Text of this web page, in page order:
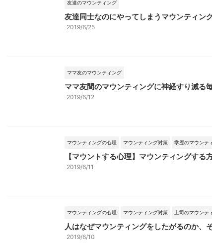
友達のマウンティング
友達同士なのにやってしまうマウンティン
2019/6/25
ママ友のマウンティング
ママ友間のマウンティングに神経すり減る
2019/6/12
マウンティングの心理 マウンティング対策 学歴のマウンテ
【マウントする心理】マウンティングする
2019/6/11
マウンティングの心理 マウンティング対策 上司のマウンテ
人はなぜマウンティングをしたがるのか、
2019/6/10